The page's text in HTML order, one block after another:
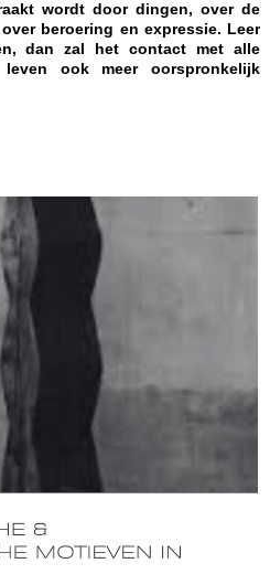
wordt door dingen, over de
beroering en expressie. Leer
dan zal het contact met alle
ook meer oorspronkelijk